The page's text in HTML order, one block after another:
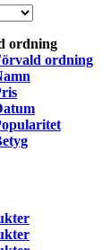
ordning
ordning